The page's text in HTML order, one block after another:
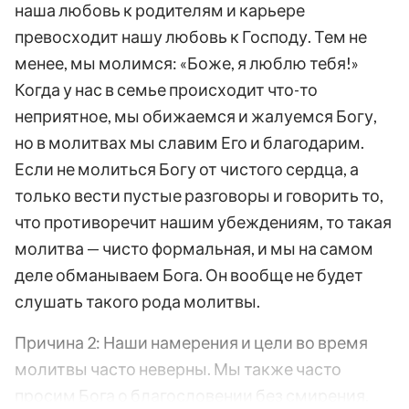
наша любовь к родителям и карьере
превосходит нашу любовь к Господу. Тем не
менее, мы молимся: «Боже, я люблю тебя!»
Когда у нас в семье происходит что-то
неприятное, мы обижаемся и жалуемся Богу,
но в молитвах мы славим Его и благодарим.
Если не молиться Богу от чистого сердца, а
только вести пустые разговоры и говорить то,
что противоречит нашим убеждениям, то такая
молитва — чисто формальная, и мы на самом
деле обманываем Бога. Он вообще не будет
слушать такого рода молитвы.
Причина 2: Наши намерения и цели во время
молитвы часто неверны. Мы также часто
просим Бога о благословении без смирения.